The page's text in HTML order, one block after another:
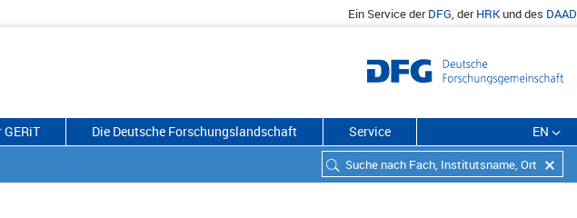
Ein Service derDFG, derHRKund des DAAD
GERiT Die Deutsche Forschungslandschaft Service EN